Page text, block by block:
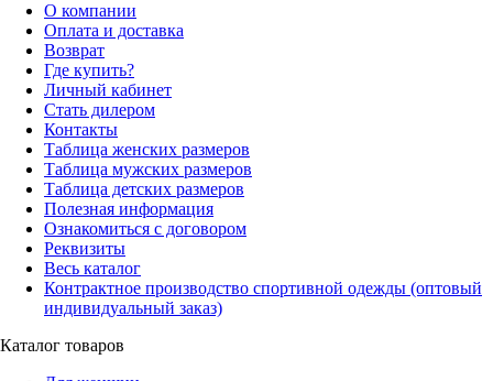
О компании
Оплата и доставка
Возврат
Где купить?
Личный кабинет
Стать дилером
Контакты
Таблица женских размеров
Таблица мужских размеров
Таблица детских размеров
Полезная информация
Ознакомиться с договором
Реквизиты
Весь каталог
Контрактное производство спортивной одежды (оптовый
индивидуальный заказ)
Каталог товаров